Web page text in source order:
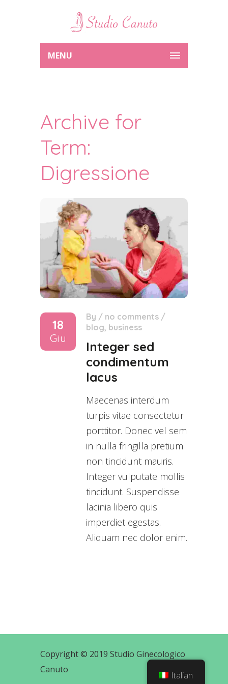
MENU
Archive for
Term:
Digressione
18
Giu
By / no comments /
blog, business
Integer sed
condimentum
lacus
Maecenas interdum
turpis vitae consectetur
porttitor. Donec vel sem
in nulla fringilla pretium
non tincidunt mauris.
Integer vulputate mollis
tincidunt. Suspendisse
lacinia libero quis
imperdiet egestas.
Aliquam nec dolor enim.
Copyright © 2019 Studio Ginecologico
Canuto
Italian